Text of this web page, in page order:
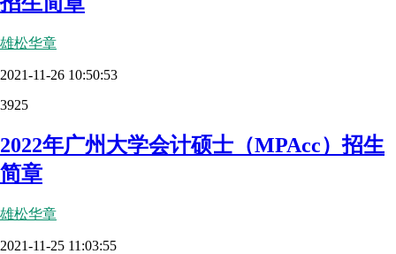
雄松华章
2021-11-26 10:50:53
3925
2022年广州大学会计硕士（MPAcc）招生
简章
雄松华章
2021-11-25 11:03:55